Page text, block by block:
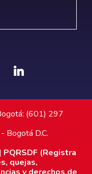
(601) 297
Bogotá D.C.
| PQRSDF (Registra
quejas,